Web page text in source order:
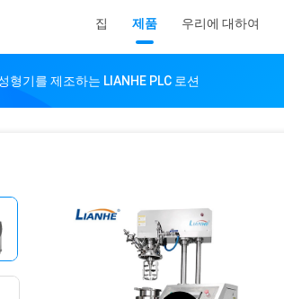
집 제품 우리에 대하여
형기를 제조하는 LIANHE PLC 로션